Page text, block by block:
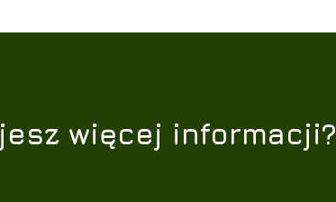
więcej informacji?